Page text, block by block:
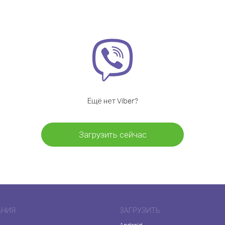
Ещё нет Viber?
Загрузить сейчас
ЗАГРУЗИТЬ